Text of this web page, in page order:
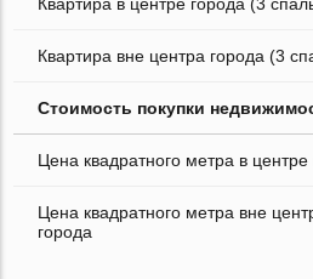
Квартира вне центра города (3
Стоимость покупки
Цена квадратного метра в центре
Цена квадратного метра вне
города